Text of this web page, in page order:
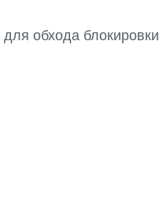
обхода блокировки